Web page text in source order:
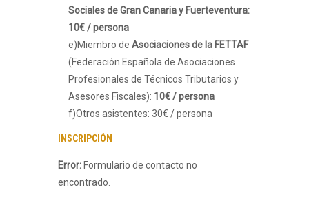
Sociales de Gran Canaria y Fuerteventura:
10€ / persona
e)Miembro de Asociaciones de la FETTAF
(Federación Española de Asociaciones
Profesionales de Técnicos Tributarios y
Asesores Fiscales): 10€ / persona
f)Otros asistentes: 30€ / persona
INSCRIPCIÓN
Error: Formulario de contacto no
encontrado.